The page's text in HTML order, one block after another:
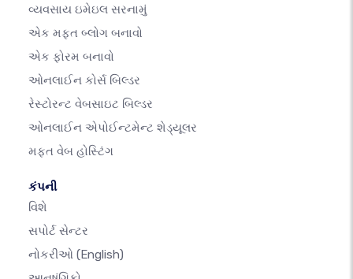
વ્યવસાય ઇમેઇલ સરનામું
એક મફત બ્લોગ બનાવો
એક ફોરમ બનાવો
ઓનલાઈન કોર્સ બિલ્ડર
રેસ્ટોરન્ટ વેબસાઇટ બિલ્ડર
ઓનલાઈન એપોઈન્ટમેન્ટ શેડ્યૂલર
મફત વેબ હોસ્ટિંગ
કંપની
વિશે
સપોર્ટ સેન્ટર
નોકરીઓ (English)